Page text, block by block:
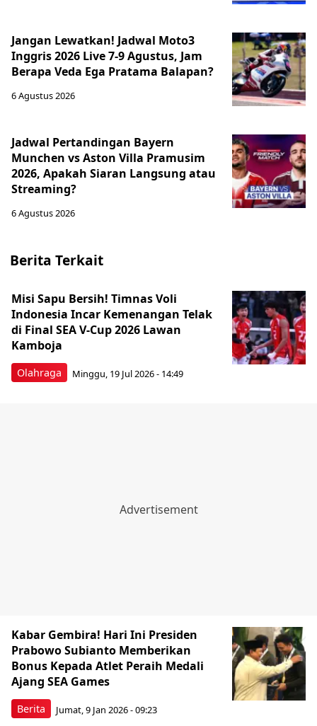
Jangan Lewatkan! Jadwal Moto3
Inggris 2026 Live 7-9 Agustus, Jam
Berapa Veda Ega Pratama Balapan?
6 Agustus 2026
Jadwal Pertandingan Bayern
Munchen vs Aston Villa Pramusim
2026, Apakah Siaran Langsung atau
Streaming?
6 Agustus 2026
Berita Terkait
Olahraga
Misi Sapu Bersih! Timnas Voli
Indonesia Incar Kemenangan Telak
di Final SEA V-Cup 2026 Lawan
Kamboja
Minggu, 19 Jul 2026 - 14:49
Berita
Kabar Gembira! Hari Ini Presiden
Prabowo Subianto Memberikan
Bonus Kepada Atlet Peraih Medali
Ajang SEA Games
Jumat, 9 Jan 2026 - 09:23